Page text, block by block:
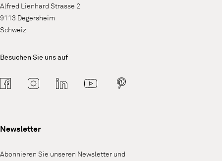
Alfred Lienhard Strasse 2
9113 Degersheim
Schweiz
Besuchen Sie uns auf
Newsletter
Abonnieren Sie unseren Newsletter und